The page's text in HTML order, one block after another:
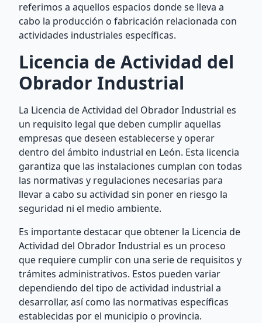
referimos a aquellos espacios donde se lleva a
cabo la producción o fabricación relacionada con
actividades industriales específicas.
Licencia de Actividad del
Obrador Industrial
La Licencia de Actividad del Obrador Industrial es
un requisito legal que deben cumplir aquellas
empresas que deseen establecerse y operar
dentro del ámbito industrial en León. Esta licencia
garantiza que las instalaciones cumplan con todas
las normativas y regulaciones necesarias para
llevar a cabo su actividad sin poner en riesgo la
seguridad ni el medio ambiente.
Es importante destacar que obtener la Licencia de
Actividad del Obrador Industrial es un proceso
que requiere cumplir con una serie de requisitos y
trámites administrativos. Estos pueden variar
dependiendo del tipo de actividad industrial a
desarrollar, así como las normativas específicas
establecidas por el municipio o provincia.